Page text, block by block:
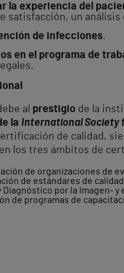
la experiencia del
satisfacción, un análisis
de infecciones.
en el programa de
al prestigio de la
la International Society
de calidad,
los tres ámbitos de
de organizaciones de
de estándares de
por la Imagen-
de programas de